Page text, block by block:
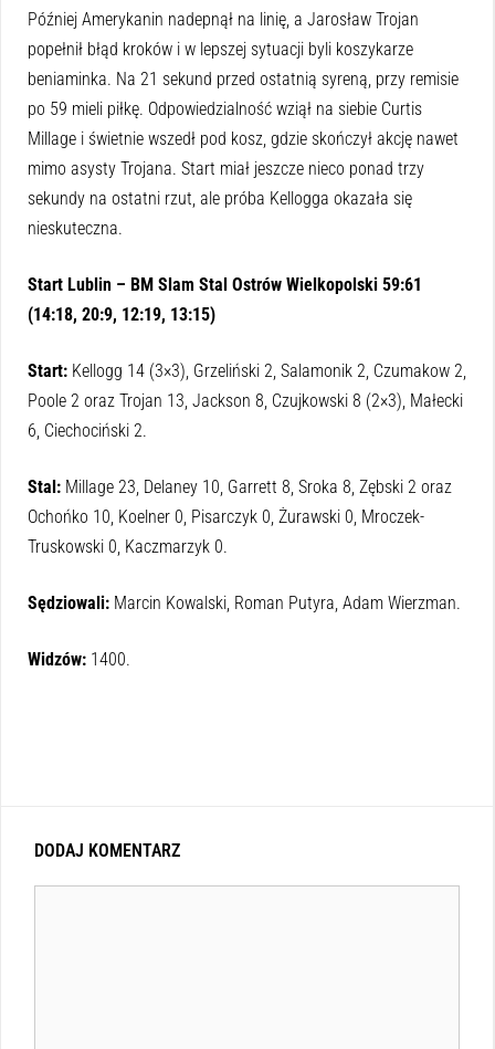
Później Amerykanin nadepnął na linię, a Jarosław Trojan
popełnił błąd kroków i w lepszej sytuacji byli koszykarze
beniaminka. Na 21 sekund przed ostatnią syreną, przy remisie
po 59 mieli piłkę. Odpowiedzialność wziął na siebie Curtis
Millage i świetnie wszedł pod kosz, gdzie skończył akcję nawet
mimo asysty Trojana. Start miał jeszcze nieco ponad trzy
sekundy na ostatni rzut, ale próba Kellogga okazała się
nieskuteczna.
Start Lublin – BM Slam Stal Ostrów Wielkopolski 59:61
(14:18, 20:9, 12:19, 13:15)
Start: Kellogg 14 (3×3), Grzeliński 2, Salamonik 2, Czumakow 2,
Poole 2 oraz Trojan 13, Jackson 8, Czujkowski 8 (2×3), Małecki
6, Ciechociński 2.
Stal: Millage 23, Delaney 10, Garrett 8, Sroka 8, Zębski 2 oraz
Ochońko 10, Koelner 0, Pisarczyk 0, Żurawski 0, Mroczek-
Truskowski 0, Kaczmarzyk 0.
Sędziowali: Marcin Kowalski, Roman Putyra, Adam Wierzman.
Widzów: 1400.
DODAJ KOMENTARZ